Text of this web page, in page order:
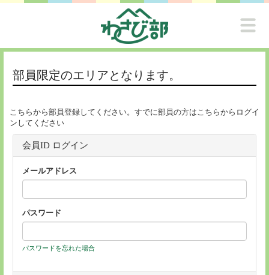
部員限定のエリアとなります。
こちらから部員登録してください。すでに部員の方はこちらからログイ
ンしてください
会員ID ログイン
メールアドレス
パスワード
パスワードを忘れた場合